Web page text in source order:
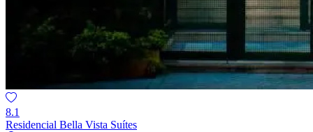
8.1
Residencial Bella Vista Suítes